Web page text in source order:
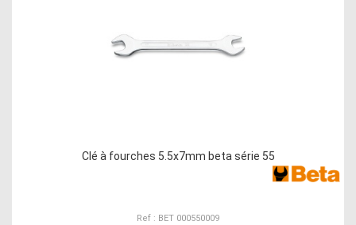
Clé à fourches 5.5x7mm beta série 55
Ref : BET 000550009